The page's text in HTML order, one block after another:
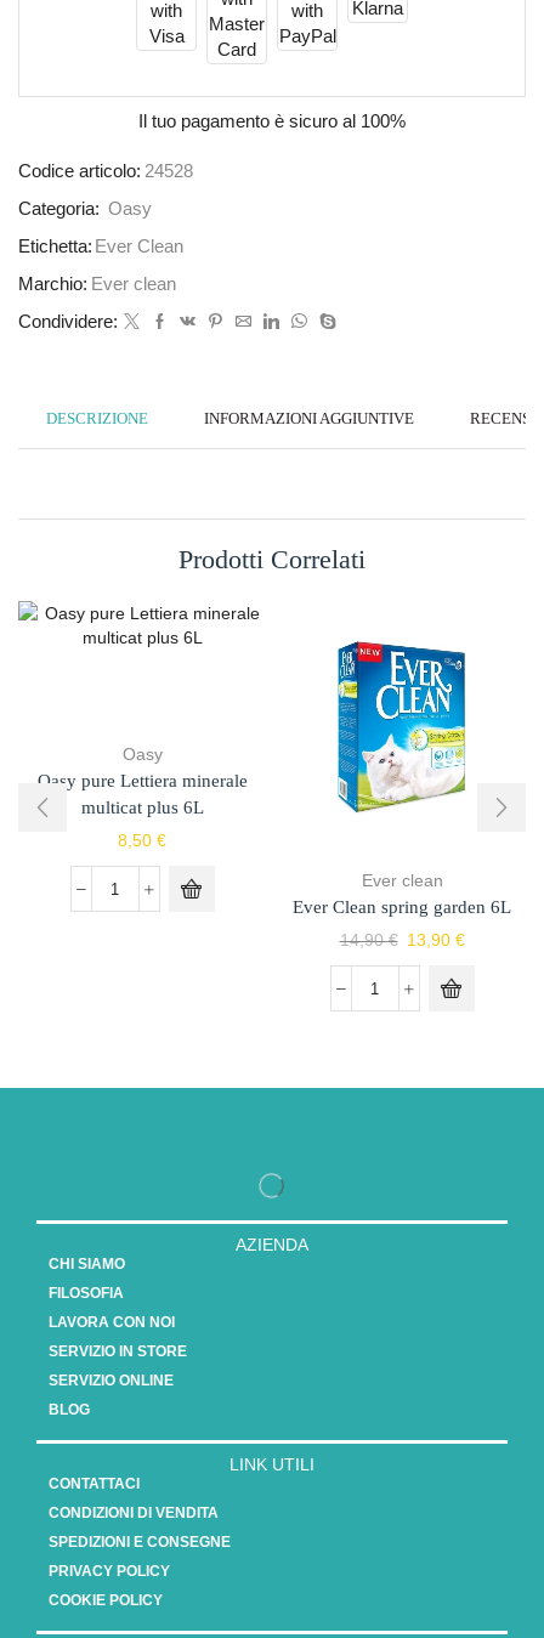
Il tuo pagamento è sicuro al 100%
Codice articolo: 24528
Categoria: Oasy
Etichetta: Ever Clean
Marchio: Ever clean
Condividere:
DESCRIZIONE INFORMAZIONI AGGIUNTIVE
Prodotti Correlati
Oasy
Oasy pure Lettiera minerale
multicat plus 6L
8,50 €
Ever clean
Ever Clean spring garden 6L
14,90€ 13,90 €
AZIENDA
CHI SIAMO
FILOSOFIA
LAVORA CON NOI
SERVIZIO IN STORE
SERVIZIO ONLINE
BLOG
LINK UTILI
CONTATTACI
CONDIZIONI DI VENDITA
SPEDIZIONI E CONSEGNE
PRIVACY POLICY
COOKIE POLICY